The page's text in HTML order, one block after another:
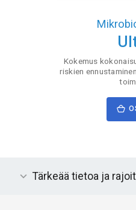
Kokemus
riskien
Tärkeää tietoa ja